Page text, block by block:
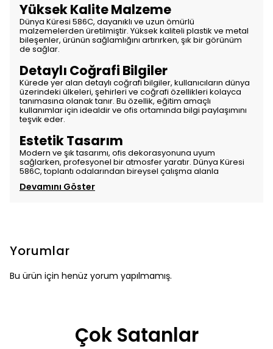
Yüksek Kalite Malzeme
Dünya Küresi 586C, dayanıklı ve uzun ömürlü
malzemelerden üretilmiştir. Yüksek kaliteli plastik ve metal
bileşenler, ürünün sağlamlığını artırırken, şık bir görünüm
de sağlar.
Detaylı Coğrafi Bilgiler
Kürede yer alan detaylı coğrafi bilgiler, kullanıcıların dünya
üzerindeki ülkeleri, şehirleri ve coğrafi özellikleri kolayca
tanımasına olanak tanır. Bu özellik, eğitim amaçlı
kullanımlar için idealdir ve ofis ortamında bilgi paylaşımını
teşvik eder.
Estetik Tasarım
Modern ve şık tasarımı, ofis dekorasyonuna uyum
sağlarken, profesyonel bir atmosfer yaratır. Dünya Küresi
586C, toplantı odalarından bireysel çalışma alanla
Devamını Göster
Yorumlar
Bu ürün için henüz yorum yapılmamış.
Çok Satanlar